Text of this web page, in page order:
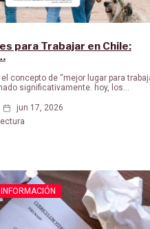
para Trabajar en Chile:
concepto de “mejor lugar para
significativamente. hoy, los…
jun 17, 2026
INFORMACIÓN